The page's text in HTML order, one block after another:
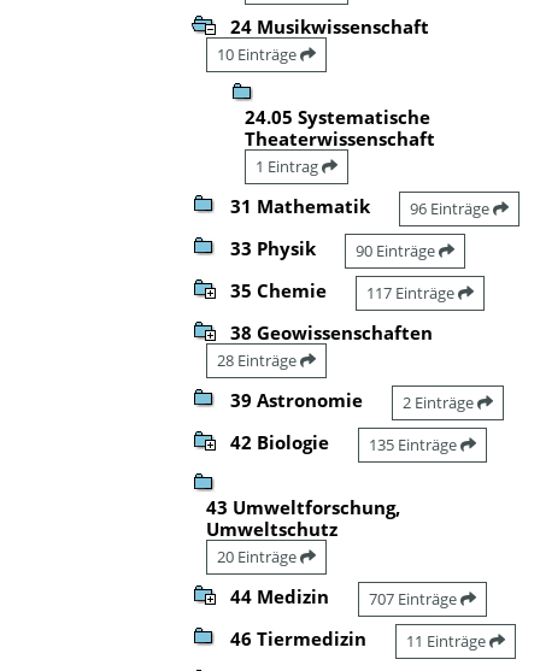
24 Musikwissenschaft
10 Einträge
24.05 Systematische
Theaterwissenschaft
1 Eintrag
31 Mathematik 96 Einträge
33 Physik 90 Einträge
35 Chemie 117 Einträge
38 Geowissenschaften
28 Einträge
39 Astronomie 2 Einträge
42 Biologie 135 Einträge
43 Umweltforschung,
Umweltschutz
20 Einträge
44 Medizin 707 Einträge
46 Tiermedizin 11 Einträge